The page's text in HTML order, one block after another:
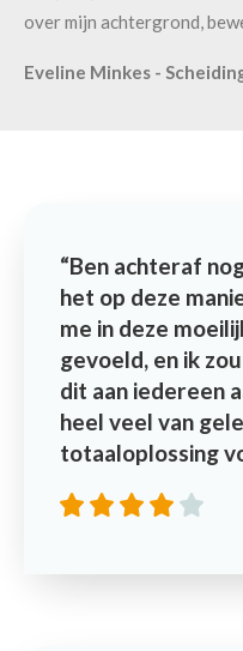
over mijn achtergrond,
Eveline Minkes -
Ben achteraf
het op deze
me in deze
gevoeld, en ik
dit aan iedereen
heel veel van
totaaloplossing